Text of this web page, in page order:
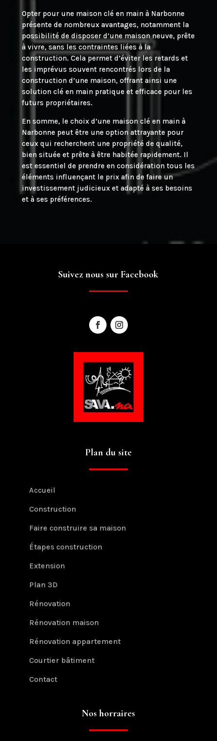
Opter pour une maison clé en main à Narbonne
présente de nombreux avantages, notamment la
possibilité de disposer d’une maison neuve, prête
à vivre, sans les contraintes liées à la
construction. Cela permet d’éviter les retards et
les imprévus souvent rencontrés lors de la
construction d’une maison, offrant ainsi une
solution clé en main pratique et efficace pour les
futurs propriétaires.
En somme, le choix d’une maison clé en main à
Narbonne peut être une option attrayante pour
ceux qui recherchent une propriété de qualité,
bien située et prête à être habitée rapidement. Il
est essentiel de prendre en considération tous les
éléments influençant le prix afin de faire un
investissement judicieux et adapté à ses besoins
et à ses préférences.
Suivez nous sur Facebook
Plan du site
Accueil
Construction
Faire construire sa maison
Étapes construction
Extension
Plan 3D
Rénovation
Rénovation maison
Rénovation appartement
Courtier bâtiment
Contact
Nos horraires